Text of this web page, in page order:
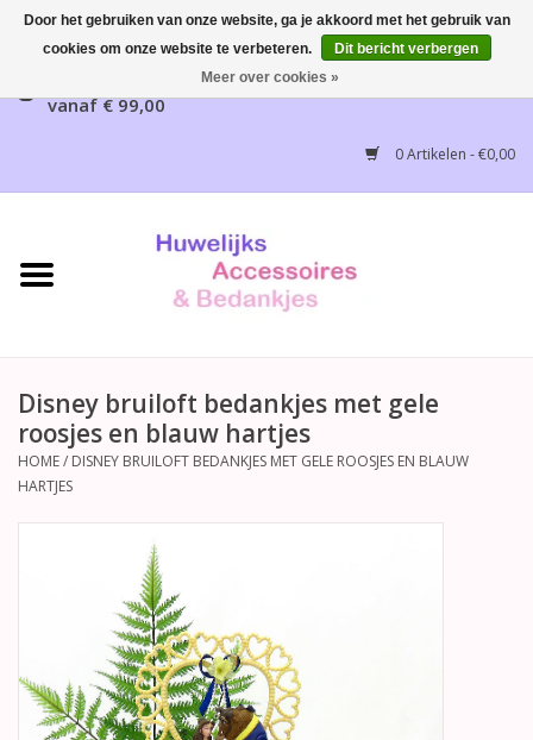
Gratis verzending mogelijk, NL vanaf € 65,00, België
vanaf € 99,00
0 Artikelen - €0,00
Home
Bruidsaccessoires
Huwelijksreceptie
Betty Boop Huwelijk
Geboorte, Doop en
Disney bruiloft bedankjes met gele
roosjes en blauw hartjes
HOME/ DISNEY BRUILOFT BEDANKJES MET GELE ROOSJES EN BLAUW
HARTJES
Door het gebruiken van onze website, ga je akkoord met het gebruik van
cookies om onze website te verbeteren.
Dit bericht verbergen
Meer over cookies »